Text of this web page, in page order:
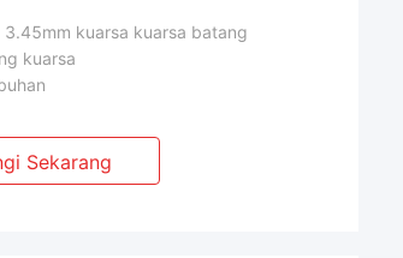
kuarsa kuarsa batang
kuarsa
Sekarang